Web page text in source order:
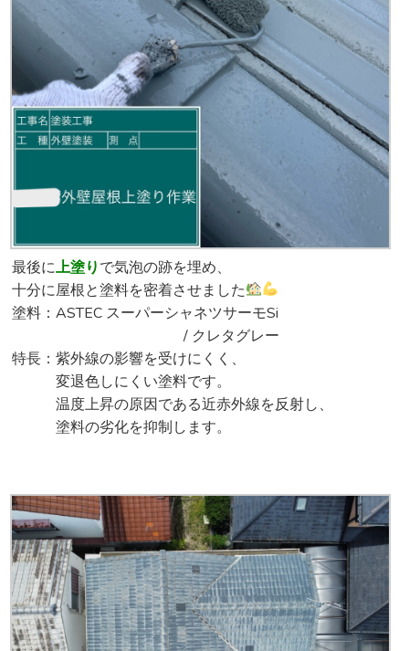
最後に上塗りで気泡の跡を埋め、
十分に屋根と塗料を密着させました
塗料：ASTEC スーパーシャネツサーモSi
/ クレタグレー
特長：紫外線の影響を受けにくく、
変退色しにくい塗料です。
温度上昇の原因である近赤外線を反射し、
塗料の劣化を抑制します。